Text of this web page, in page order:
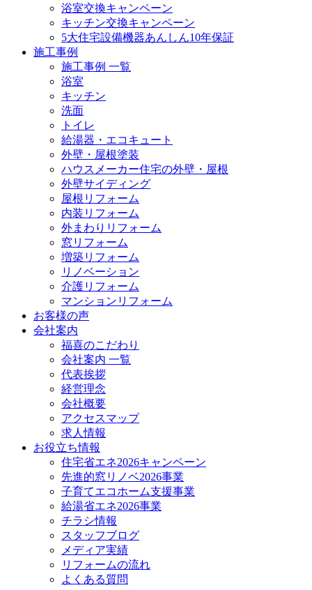
浴室交換キャンペーン
キッチン交換キャンペーン
5大住宅設備機器あんしん10年保証
施工事例
施工事例 一覧
浴室
キッチン
洗面
トイレ
給湯器・エコキュート
外壁・屋根塗装
ハウスメーカー住宅の外壁・屋根
外壁サイディング
屋根リフォーム
内装リフォーム
外まわりリフォーム
窓リフォーム
増築リフォーム
リノベーション
介護リフォーム
マンションリフォーム
お客様の声
会社案内
福喜のこだわり
会社案内 一覧
代表挨拶
経営理念
会社概要
アクセスマップ
求人情報
お役立ち情報
住宅省エネ2026キャンペーン
先進的窓リノベ2026事業
子育てエコホーム支援事業
給湯省エネ2026事業
チラシ情報
スタッフブログ
メディア実績
リフォームの流れ
よくある質問